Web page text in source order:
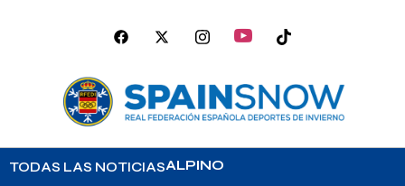
TODAS LAS NOTICIASALPINO